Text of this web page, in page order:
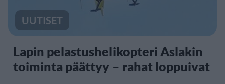
UUTISET
Lapin pelastushelikopteri Aslakin
toiminta päättyy – rahat loppuivat